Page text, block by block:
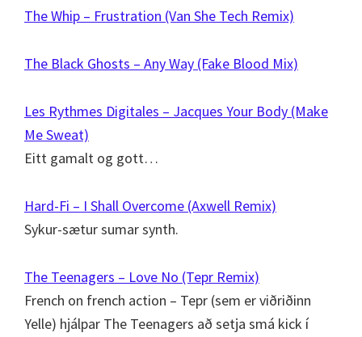
The Whip – Frustration (Van She Tech Remix)
The Black Ghosts – Any Way (Fake Blood Mix)
Les Rythmes Digitales – Jacques Your Body (Make
Me Sweat)
Eitt gamalt og gott…
Hard-Fi – I Shall Overcome (Axwell Remix)
Sykur-sætur sumar synth.
The Teenagers – Love No (Tepr Remix)
French on french action – Tepr (sem er viðriðinn
Yelle) hjálpar The Teenagers að setja smá kick í